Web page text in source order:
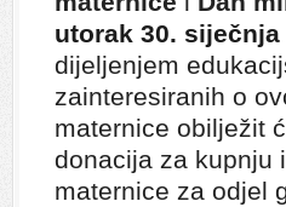
utorak 30.
dijeljenjem
zainteresiranih o
maternice obilježit
donacija za kupnju
maternice za odjel